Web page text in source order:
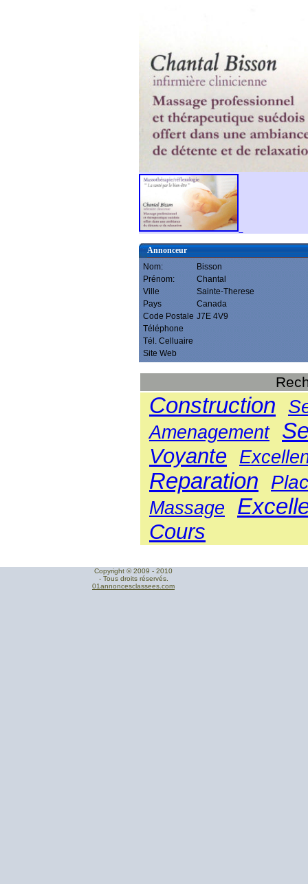
Annonceur
Nom:
Bisson
Prénom:
Chantal
Ville
Sainte-Therese
Pays
Canada
Code Postale J7E 4V9
Téléphone
Tél. Celluaire
Site Web
Construction
Amenagement
Voyante
Reparation
Massage
Cours
Copyright © 2009 - 2010
- Tous droits réservés.
01annoncesclassees.com